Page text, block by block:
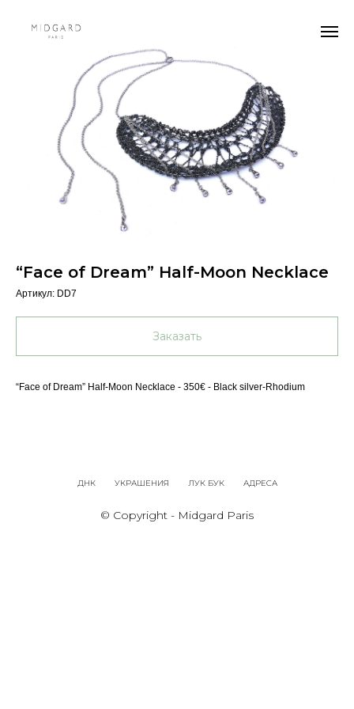
“Face of Dream” Half-Moon Necklace
Артикул: DD7
Заказать
“Face of Dream” Half-Moon Necklace - 350€ - Black silver-Rhodium
ДНК УКРАШЕНИЯ ЛУК БУК АДРЕСА
© Copyright - Midgard Paris